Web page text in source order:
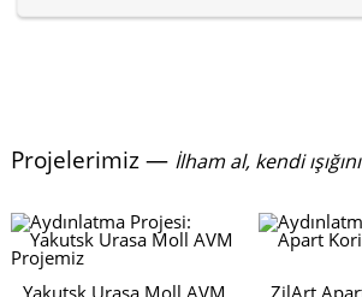
Projelerimiz — İlham al, kendi
Yakutsk Urasa Moll AVM
ZilArt